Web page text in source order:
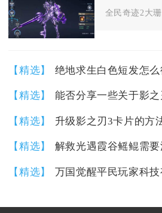
全民奇迹2大
【精选】 绝地求生白色短发怎
【精选】
【精选】 升级影之刃3卡片的方
【精选】 解救光遇霞谷鳐鲲需
【精选】 万国觉醒平民玩家科